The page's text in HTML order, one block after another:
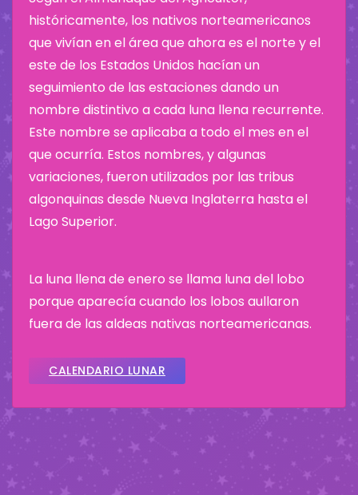
históricamente, los nativos norteamericanos
que vivían en el área que ahora es el norte y el
este de los Estados Unidos hacían un
seguimiento de las estaciones dando un
nombre distintivo a cada luna llena recurrente.
Este nombre se aplicaba a todo el mes en el
que ocurría. Estos nombres, y algunas
variaciones, fueron utilizados por las tribus
algonquinas desde Nueva Inglaterra hasta el
Lago Superior.
La luna llena de enero se llama luna del lobo
porque aparecía cuando los lobos aullaron
fuera de las aldeas nativas norteamericanas.
CALENDARIO LUNAR